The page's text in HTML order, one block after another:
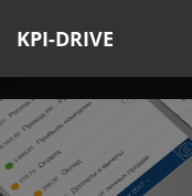
KPI-DRIVE